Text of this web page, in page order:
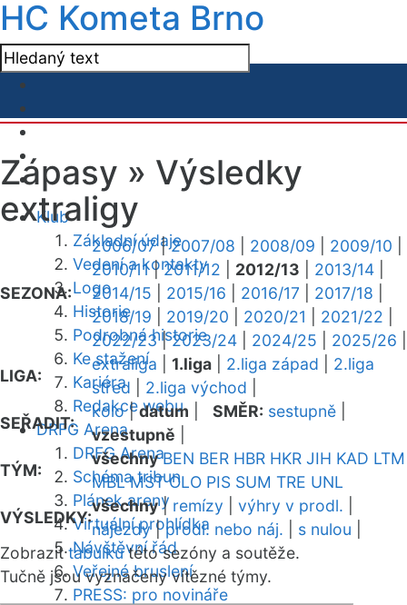
HC Kometa Brno
Klub
Základní údaje
Vedení a kontakty
Logo
Historie
Podrobná historie
Ke stažení
Kariéra
Redakce webu
DRFG Arena
DRFG Arena
Schéma tribun
Plánek areny
Virtuální prohlídka
Návštěvní řád
Veřejné bruslení
PRESS: pro novináře
Zápasy » Výsledky
extraligy
SEZONA:
2006/07|2007/08 2008/09 2009/10
2010/11|2011/12 2012/13 2013/14
2014/15
2015/16 2016/17 2017/18
2018/19
2019/20 2020/21 2021/22
2022/23|2023/24 2024/25 2025/26
LIGA:
extraliga 1.liga 2.liga západ
2.liga
střed
2.liga východ
SEŘADIT:
kolo|datum SMĚR: sestupně
vzestupně
TÝM:
všechny BEN BER HBR HKR JIH KAD LTM
MBL MST OLO PIS SUM TRE UNL
VÝSLEDKY:
všechny| remízy výhry v prodl.
nájezdy|prodl. nebo náj. s nulou
Zobrazittabulkutéto sezóny a soutěže.
Tučně jsou vyznačeny vítězné týmy.